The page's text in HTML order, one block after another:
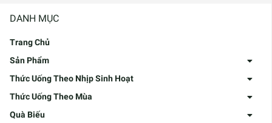
DANH MỤC
Trang Chủ
Sản Phẩm
Thức Uống Theo Nhịp Sinh Hoạt
Thức Uống Theo Mùa
Quà Biếu